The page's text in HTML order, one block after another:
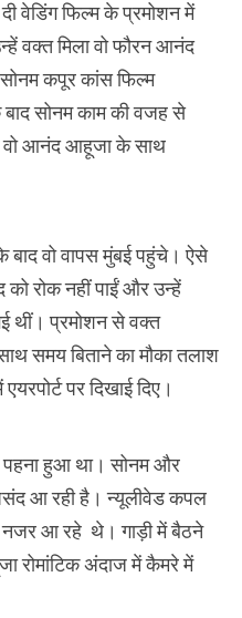
वेडिंग फिल्म के प्रमोशन में
वक्त मिला वो फौरन आनंद
कपूर कांस फिल्म
सोनम काम की वजह से
वो आनंद आहूजा के साथ
वो वापस मुंबई पहुंचे। ऐसे
रोक नहीं पाईं और उन्हें
थीं। प्रमोशन से वक्त
समय बिताने का मौका तलाश
पर दिखाई दिए।
हुआ था। सोनम और
आ रही है। न्यूलीवेड कपल
नजर आ रहे थे। गाड़ी में बैठने
रोमांटिक अंदाज में कैमरे में